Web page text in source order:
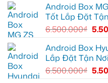
mái
hơn
Android Box
Tốt Lắp Đặt
6.500.000₫
Android Box
Lắp Đặt Tận
6.500.000₫